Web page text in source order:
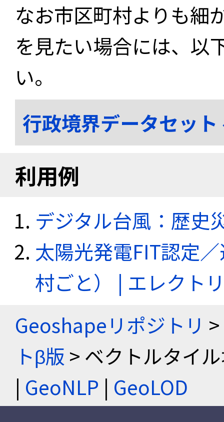
なお市区町村よりも細
を見たい場合には、以
い。
行政境界データセッ
利用例
デジタル台風：歴史
太陽光発電FIT認定
村ごと） | エレクト
Geoshapeリポジトリ >
トβ版 > ベクトルタイ
| GeoNLP | GeoLOD